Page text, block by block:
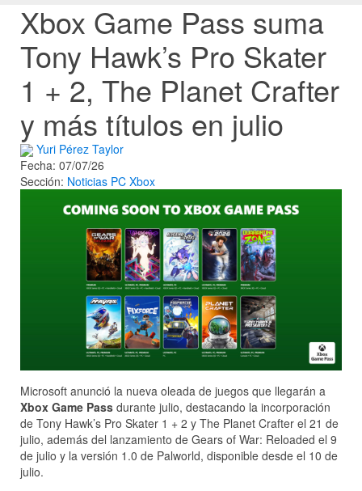
Xbox Game Pass suma
Tony Hawk’s Pro Skater
1 + 2, The Planet Crafter
y más títulos en julio
Yuri Pérez Taylor
Fecha: 07/07/26
Sección: Noticias PC Xbox
Microsoft anunció la nueva oleada de juegos que llegarán a
Xbox Game Pass durante julio, destacando la incorporación
de Tony Hawk’s Pro Skater 1 + 2 y The Planet Crafter el 21 de
julio, además del lanzamiento de Gears of War: Reloaded el 9
de julio y la versión 1.0 de Palworld, disponible desde el 10 de
julio.